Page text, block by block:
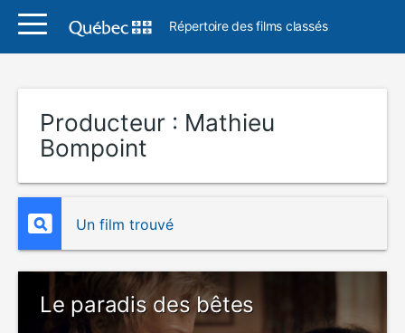
Répertoire des films classés
Producteur : Mathieu
Bompoint
Un film trouvé
Le paradis des bêtes